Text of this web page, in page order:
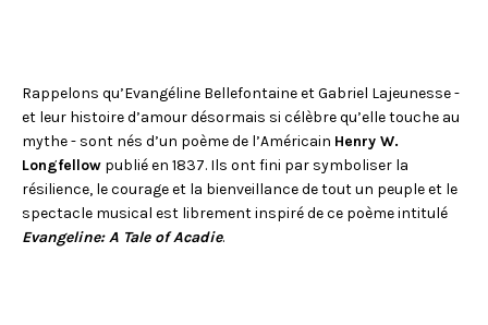
Rappelons qu’Evangéline Bellefontaine et Gabriel Lajeunesse -
et leur histoire d’amour désormais si célèbre qu’elle touche au
mythe - sont nés d’un poème de l’Américain Henry W.
Longfellow publié en 1837. Ils ont fini par symboliser la
résilience, le courage et la bienveillance de tout un peuple et le
spectacle musical est librement inspiré de ce poème intitulé
Evangeline: A Tale of Acadie.